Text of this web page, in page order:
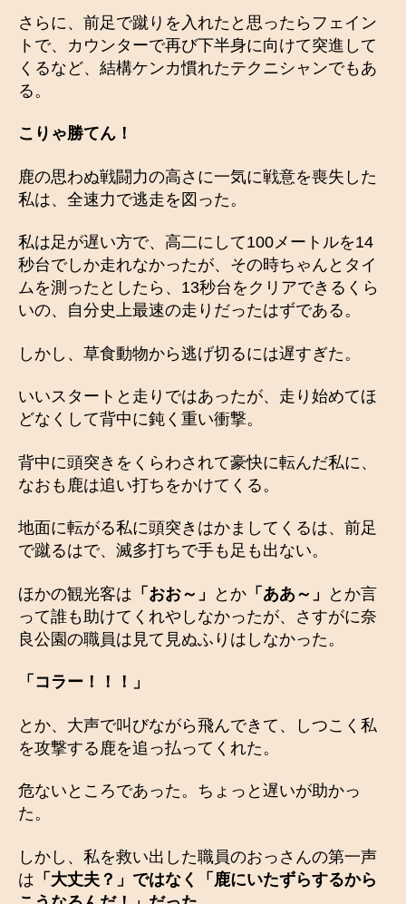
さらに、前足で蹴りを入れたと思ったらフェイン
トで、カウンターで再び下半身に向けて突進して
くるなど、結構ケンカ慣れたテクニシャンでもあ
る。
こりゃ勝てん！
鹿の思わぬ戦闘力の高さに一気に戦意を喪失した
私は、全速力で逃走を図った。
私は足が遅い方で、高二にして100メートルを14
秒台でしか走れなかったが、その時ちゃんとタイ
ムを測ったとしたら、13秒台をクリアできるくら
いの、自分史上最速の走りだったはずである。
しかし、草食動物から逃げ切るには遅すぎた。
いいスタートと走りではあったが、走り始めてほ
どなくして背中に鈍く重い衝撃。
背中に頭突きをくらわされて豪快に転んだ私に、
なおも鹿は追い打ちをかけてくる。
地面に転がる私に頭突きはかましてくるは、前足
で蹴るはで、滅多打ちで手も足も出ない。
ほかの観光客は 「おお～」 とか 「ああ～」
とか言
って誰も助けてくれやしなかったが、さすがに奈
良公園の職員は見て見ぬふりはしなかった。
「コラー！！！」
とか、大声で叫びながら飛んできて、しつこく私
を攻撃する鹿を追っ払ってくれた。
危ないところであった。ちょっと遅いが助かっ
た。
しかし、私を救い出した職員のおっさんの第一声
は 「大丈夫？」ではなく「鹿にいたずらするから